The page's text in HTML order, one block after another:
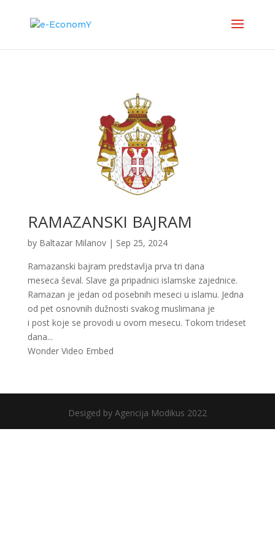
RAMAZANSKI BAJRAM
by Baltazar Milanov| Sep 25, 2024
Ramazanski bajram predstavlja prva tri dana
meseca ševal. Slave ga pripadnici islamske zajednice.
Ramazan je jedan od posebnih meseci u islamu. Jedna
od pet osnovnih dužnosti svakog muslimana je
i post koje se provodi u ovom mesecu. Tokom trideset
dana...
Wonder Video Embed
Desiged by Agencija Modikus 2022